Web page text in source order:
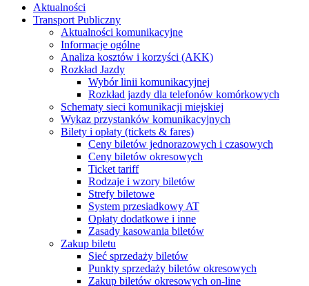
Aktualności
Transport Publiczny
Aktualności komunikacyjne
Informacje ogólne
Analiza kosztów i korzyści (AKK)
Rozkład Jazdy
Wybór linii komunikacyjnej
Rozkład jazdy dla telefonów komórkowych
Schematy sieci komunikacji miejskiej
Wykaz przystanków komunikacyjnych
Bilety i opłaty (tickets & fares)
Ceny biletów jednorazowych i czasowych
Ceny biletów okresowych
Ticket tariff
Rodzaje i wzory biletów
Strefy biletowe
System przesiadkowy AT
Opłaty dodatkowe i inne
Zasady kasowania biletów
Zakup biletu
Sieć sprzedaży biletów
Punkty sprzedaży biletów okresowych
Zakup biletów okresowych on-line